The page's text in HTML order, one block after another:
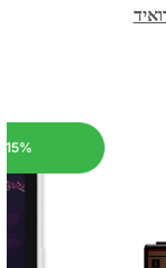
15%